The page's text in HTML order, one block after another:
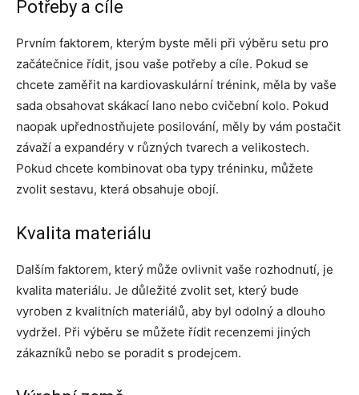
Potřeby a cíle
Prvním faktorem, kterým byste měli při výběru setu pro
začátečnice řídit, jsou vaše potřeby a cíle. Pokud se
chcete zaměřit na kardiovaskulární trénink, měla by vaše
sada obsahovat skákací lano nebo cvičební kolo. Pokud
naopak upřednostňujete posilování, měly by vám postačit
závaží a expandéry v různých tvarech a velikostech.
Pokud chcete kombinovat oba typy tréninku, můžete
zvolit sestavu, která obsahuje obojí.
Kvalita materiálu
Dalším faktorem, který může ovlivnit vaše rozhodnutí, je
kvalita materiálu. Je důležité zvolit set, který bude
vyroben z kvalitních materiálů, aby byl odolný a dlouho
vydržel. Při výběru se můžete řídit recenzemi jiných
zákazníků nebo se poradit s prodejcem.